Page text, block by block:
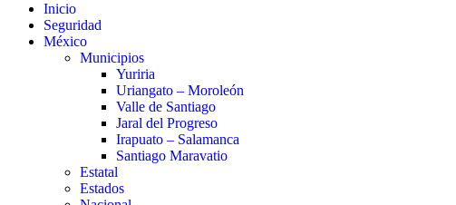
Inicio
Seguridad
México
Municipios
Yuriria
Uriangato – Moroleón
Valle de Santiago
Jaral del Progreso
Irapuato – Salamanca
Santiago Maravatio
Estatal
Estados